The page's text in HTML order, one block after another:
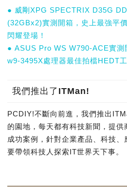
● 威剛XPG SPECTRIX D35G
(32GBx2)實測開箱，史上最強平
閃耀登場！
● ASUS Pro WS W790-ACE實測
w9-3495X處理器最佳拍檔HEDT工
我們推出了ITMan!
PCDIY!不斷向前進，我們推出
的園地，每天都有科技新聞，提
成功案例，針對企業產品、科技、
要帶領科技人探索IT世界天下事。